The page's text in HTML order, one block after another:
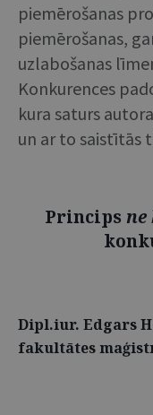
piemērošanas
piemērošanas,
uzlabošanas
Konkurences
kura saturs
un ar to saistītās
Princips ne
Dipl.iur. Edgars
fakultātes